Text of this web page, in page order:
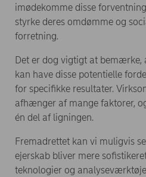
imødekomme disse
styrke deres omdømme og
forretning.
Det er dog vigtigt at bemærke,
kan have disse potentielle
for specifikke resultater.
afhænger af mange faktorer,
én del af ligningen.
Fremadrettet kan vi muligvis
ejerskab bliver mere
teknologier og